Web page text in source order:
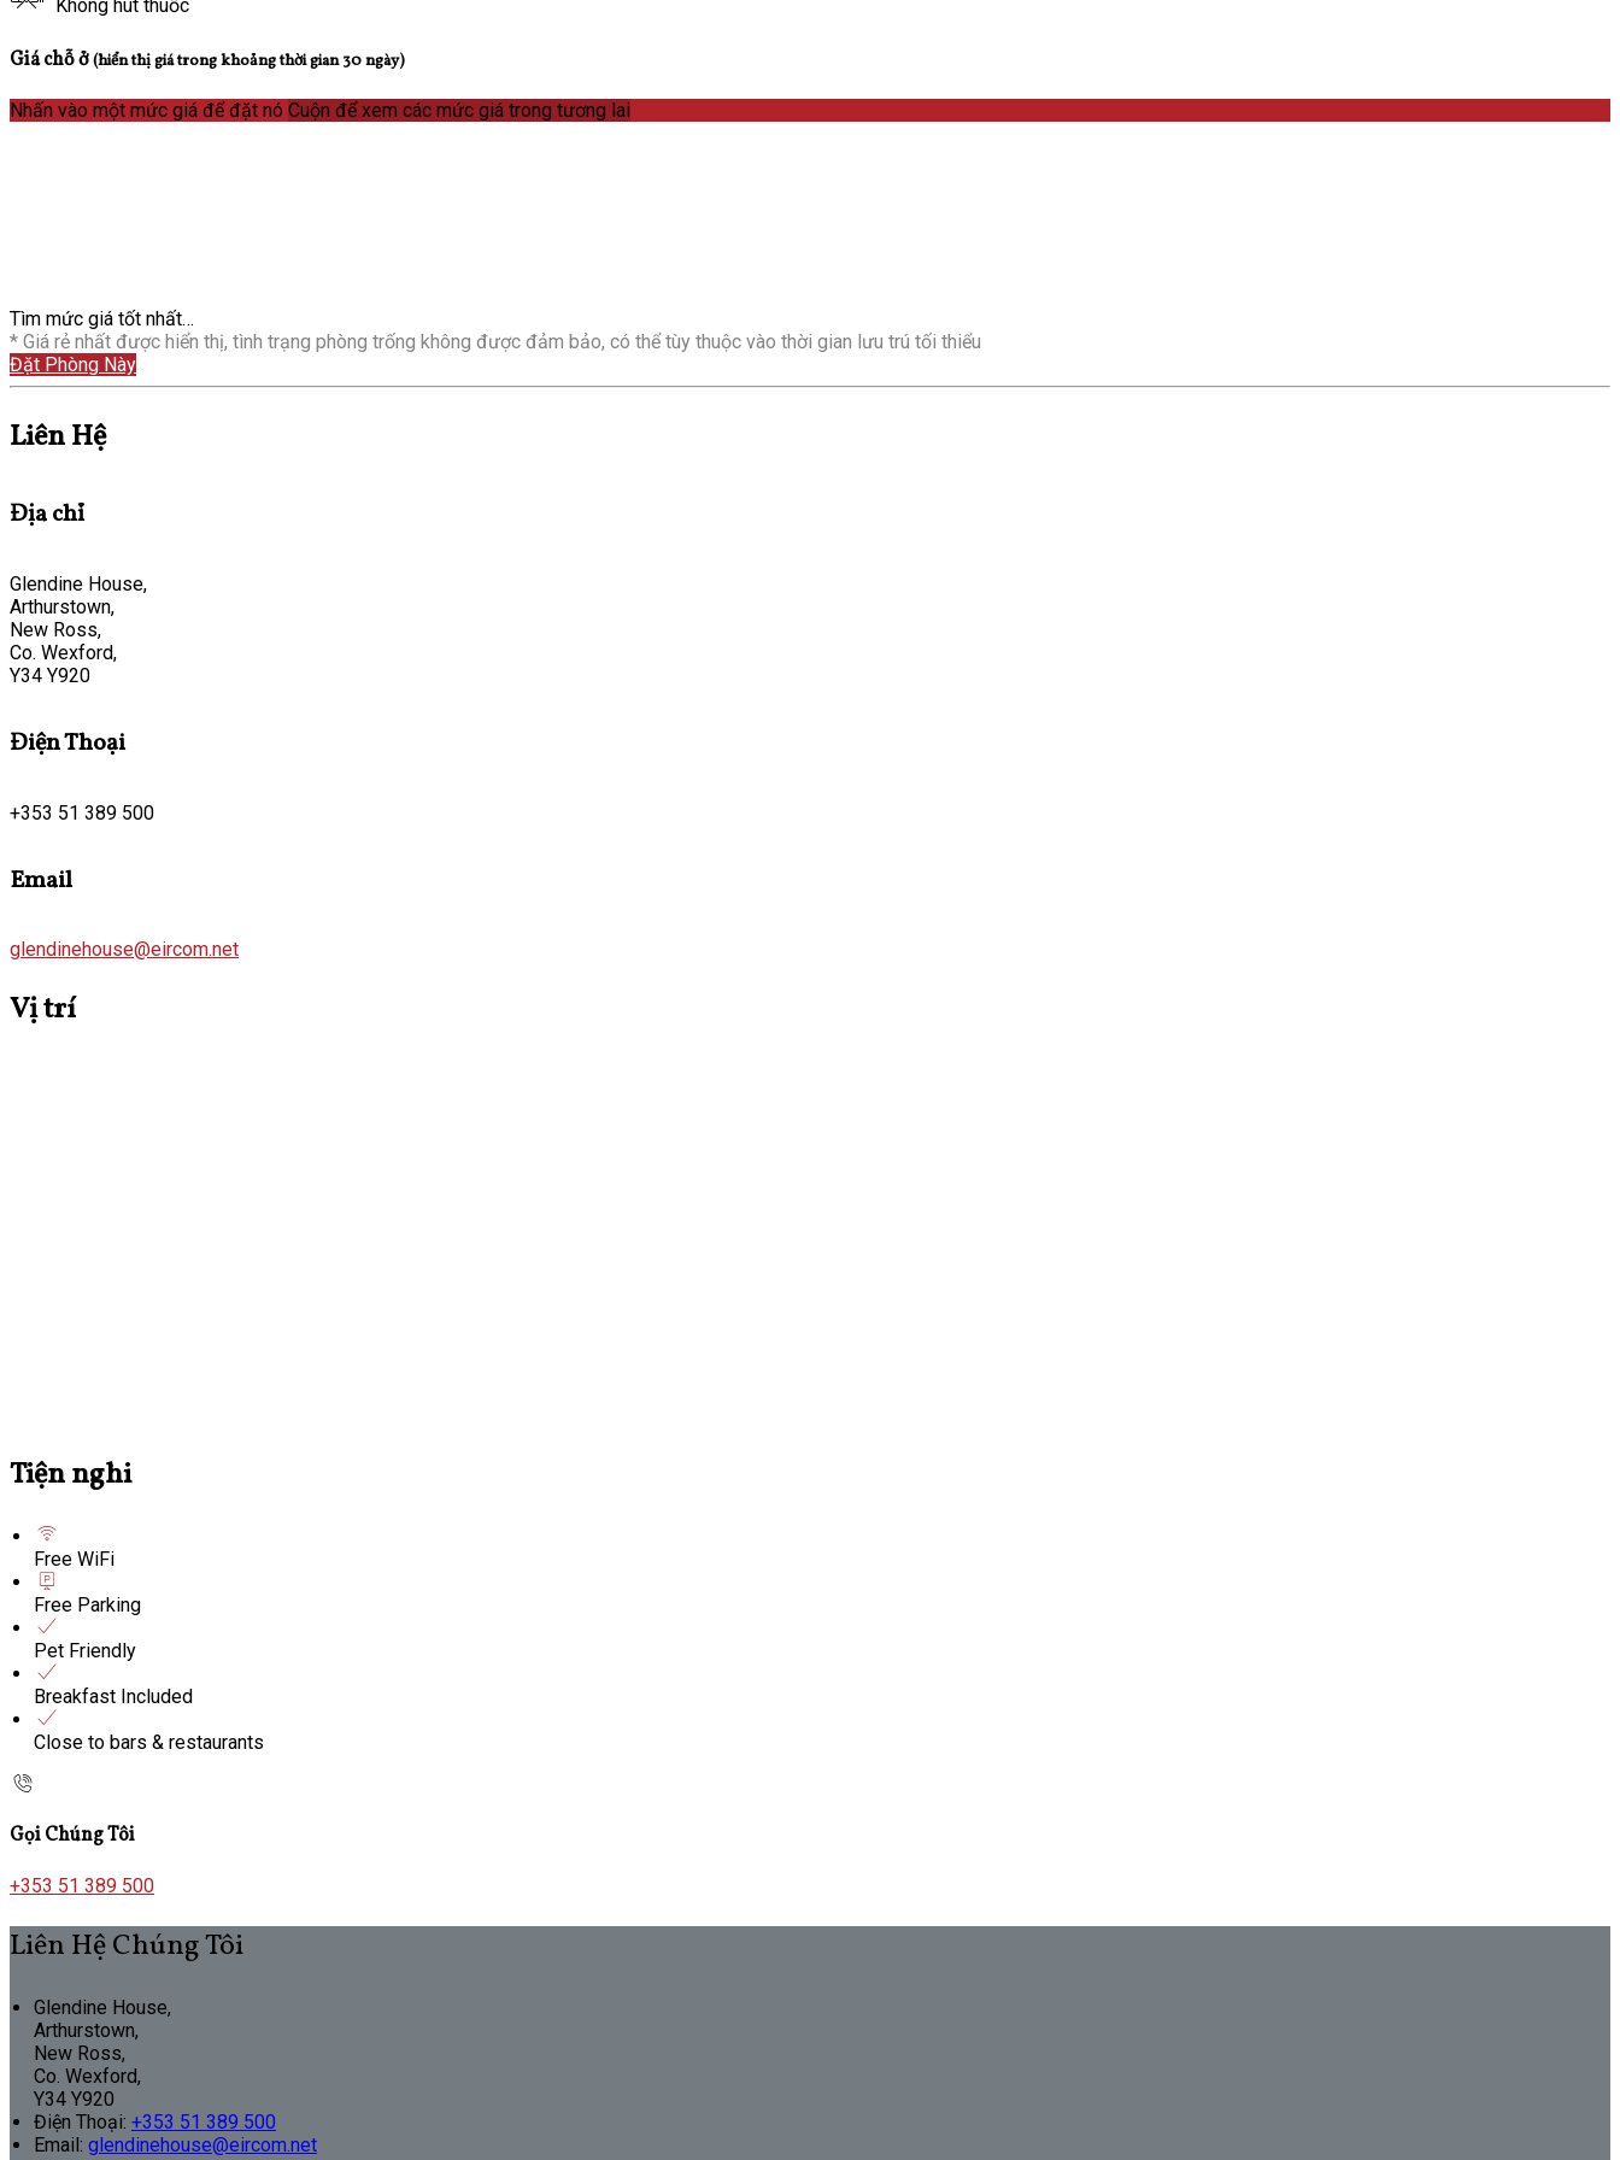
Không hút thuốc
Giá chỗ ở(hiển thị giá trong khoảng thời gian 30 ngày)
Nhấn vào một mức giá để đặt nó Cuộn để xem các mức giá trong tương lai
Tìm mức giá tốt nhất…
* Giá rẻ nhất được hiển thị, tình trạng phòng trống không được đảm bảo, có thể tùy thuộc vào thời gian lưu trú tối thiểu
Đặt Phòng Này
Liên Hệ
Địa chỉ
Glendine House,
Arthurstown,
New Ross,
Co. Wexford,
Y34 Y920
Điện Thoại
+353 51 389 500
Email
glendinehouse@eircom.net
Vị trí
Tiện nghi
Free WiFi
Free Parking
Pet Friendly
Breakfast Included
Close to bars & restaurants
Gọi Chúng Tôi
+353 51 389 500
Liên Hệ Chúng Tôi
Glendine House,
Arthurstown,
New Ross,
Co. Wexford,
Y34 Y920
Điện Thoại: +353 51 389 500
Email: glendinehouse@eircom.net